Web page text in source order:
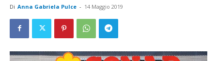
Di Anna Gabriela Pulce - 14 Maggio 2019